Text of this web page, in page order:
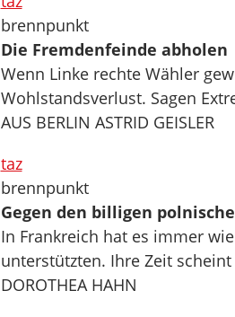
brennpunkt
Die Fremdenfeinde abholen
Wenn Linke rechte Wähler
Wohlstandsverlust. Sagen
AUS BERLIN ASTRID GEISLER
taz
brennpunkt
Gegen den billigen
In Frankreich hat es immer
unterstützten. Ihre Zeit
DOROTHEA HAHN